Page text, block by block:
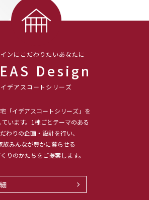
ンにこだわりたいあなたに
Design
イデアスコートシリーズ
「イデアスコートシリーズ」を
ています。1棟ごとテーマのある
わりの企画・設計を行い、
族みんなが豊かに暮らせる
りのかたちをご提案します。